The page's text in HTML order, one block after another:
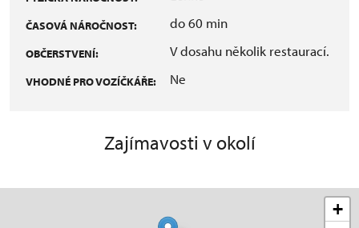
ČASOVÁ NÁROČNOST: do 60 min
OBČERSTVENÍ: V dosahu několik restaurací.
VHODNÉ PRO VOZÍČKÁŘE: Ne
Zajímavosti v okolí
+